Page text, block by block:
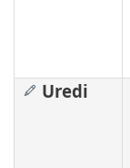
Uredi